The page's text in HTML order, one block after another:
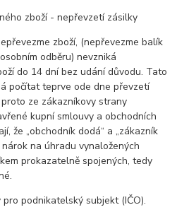
zboží - nepřevzetí zásilky
zboží, (nepřevezme balík
odběru) nevzniká
do 14 dní bez udání důvodu. Tato
počítat teprve ode dne převzetí
ze zákazníkovy strany
kupní smlouvy a obchodních
že „obchodník dodá“ a „zákazník
na úhradu vynaložených
prokazatelně spojených, tedy
podnikatelský subjekt (IČO).